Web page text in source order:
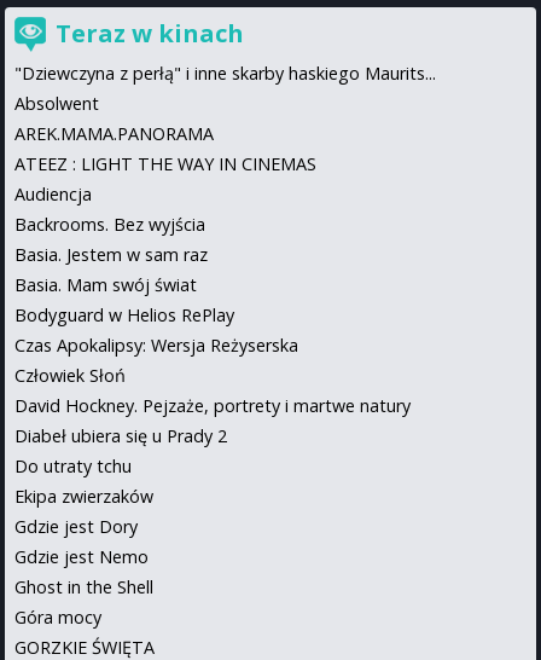
Teraz w kinach
"Dziewczyna z perłą" i inne skarby haskiego Maurits...
Absolwent
AREK.MAMA.PANORAMA
ATEEZ : LIGHT THE WAY IN CINEMAS
Audiencja
Backrooms. Bez wyjścia
Basia. Jestem w sam raz
Basia. Mam swój świat
Bodyguard w Helios RePlay
Czas Apokalipsy: Wersja Reżyserska
Człowiek Słoń
David Hockney. Pejzaże, portrety i martwe natury
Diabeł ubiera się u Prady 2
Do utraty tchu
Ekipa zwierzaków
Gdzie jest Dory
Gdzie jest Nemo
Ghost in the Shell
Góra mocy
GORZKIE ŚWIĘTA